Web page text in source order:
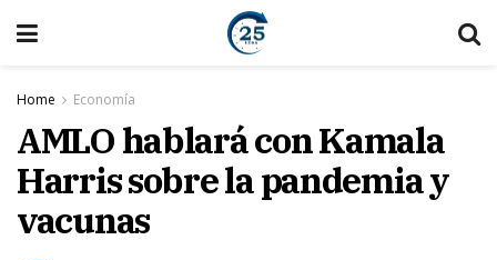
Home Economía
AMLO hablará con Kamala
Harris sobre la pandemia y
vacunas